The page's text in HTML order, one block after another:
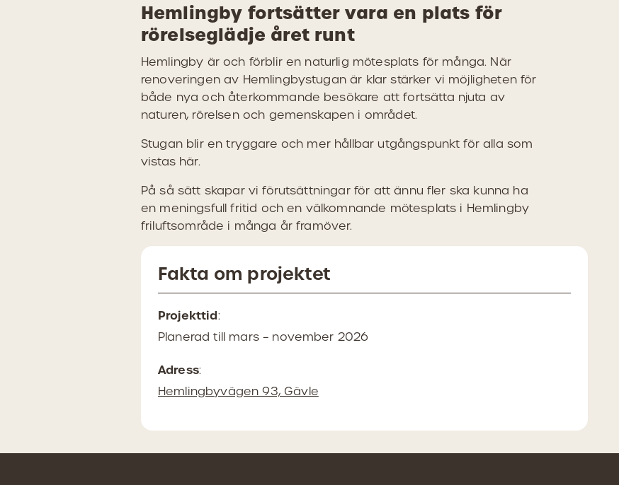
Hemlingby fortsätter vara en plats för
rörelseglädje året runt
Hemlingby är och förblir en naturlig mötesplats för många. När
renoveringen av Hemlingbystugan är klar stärker vi möjligheten för
både nya och återkommande besökare att fortsätta njuta av
naturen, rörelsen och gemenskapen i området.
Stugan blir en tryggare och mer hållbar utgångspunkt för alla som
vistas här.
På så sätt skapar vi förutsättningar för att ännu fler ska kunna ha
en meningsfull fritid och en välkomnande mötesplats i Hemlingby
friluftsområde i många år framöver.
Fakta om projektet
Projekttid:
Planerad till mars – november 2026
Adress:
Hemlingbyvägen 93, Gävle